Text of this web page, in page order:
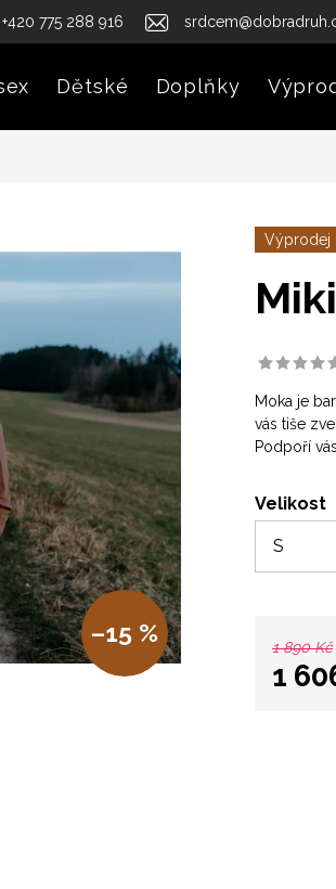
+420 775 288 916
Dětské Doplňky
–15 %
Výprodej
Moka je
vás tiše
Podpoří
Velikost
1 890 Kč
1